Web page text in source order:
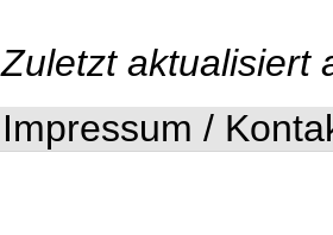
Zuletzt aktualisiert
Impressum /